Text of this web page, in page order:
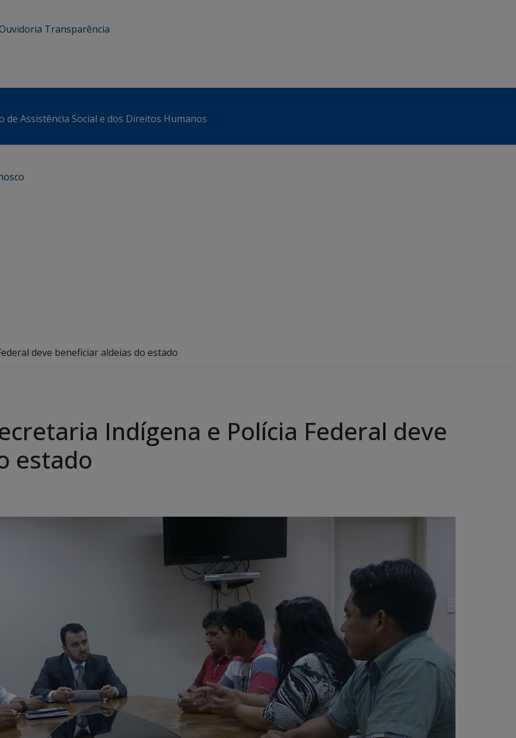
Transparência
de Assistência Social e dos Direitos Humanos
deve beneficiar aldeias do estado
Indígena e Polícia Federal deve
estado